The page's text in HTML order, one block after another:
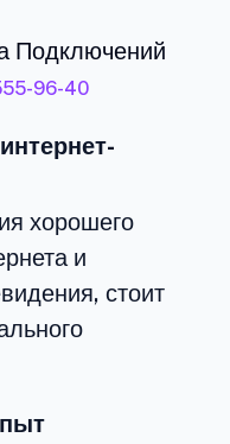
Подключений
96-40
хорошего
и
стоит